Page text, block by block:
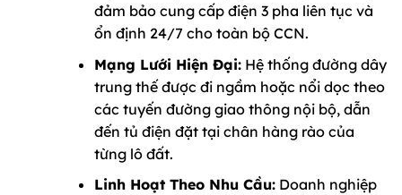
đảm bảo cung cấp điện 3 pha liên tục và
ổn định 24/7 cho toàn bộ CCN.
Mạng Lưới Hiện Đại:Hệ thống đường dây
trung thế được đi ngầm hoặc nổi dọc theo
các tuyến đường giao thông nội bộ, dẫn
đến tủ điện đặt tại chân hàng rào của
từng lô đất.
Linh Hoạt Theo Nhu Cầu:Doanh nghiệp